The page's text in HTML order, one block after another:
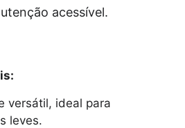
acessível.
versátil, ideal para
leves.